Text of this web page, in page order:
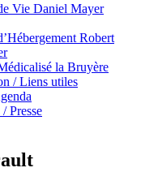
Vie Daniel Mayer
Robert
la Bruyère
/ Liens utiles
Presse